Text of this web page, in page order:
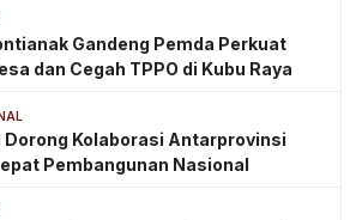
Gandeng Pemda Perkuat
dan Cegah TPPO di Kubu Raya
Dorong Kolaborasi Antarprovinsi
Pembangunan Nasional